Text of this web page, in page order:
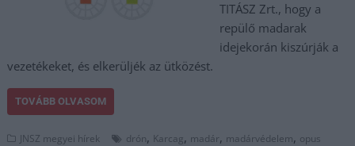
TITÁSZ Zrt., hogy a
repülő madarak
idejekorán kiszúrják a
vezetékeket, és elkerüljék az ütközést.
TOVÁBB OLVASOM
JNSZ megyei hírek drón, Karcag, madár, madárvédelem, opus